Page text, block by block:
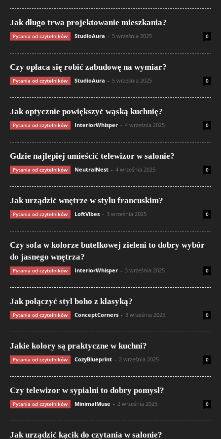
Jak długo trwa projektowanie mieszkania?
Pytania od czytelników StudioAura - 5 września 2025 0
Czy opłaca się robić zabudowę na wymiar?
Pytania od czytelników StudioAura - 5 września 2025 0
Jak optycznie powiększyć wąską kuchnię?
Pytania od czytelników InteriorWhisper - 4 września 2025 0
Gdzie najlepiej umieścić telewizor w salonie?
Pytania od czytelników NeutralNest - 4 września 2025 0
Jak urządzić wnętrze w stylu francuskim?
Pytania od czytelników LoftVibes - 3 września 2025 0
Czy sofa w kolorze butelkowej zieleni to dobry wybór
do jasnego wnętrza?
Pytania od czytelników InteriorWhisper - 3 września 2025 0
Jak połączyć styl boho z klasyką?
Pytania od czytelników ConceptCorners - 3 września 2025 0
Jakie kolory są praktyczne w kuchni?
Pytania od czytelników CozyBlueprint - 2 września 2025 0
Czy telewizor w sypialni to dobry pomysł?
Pytania od czytelników MinimalMuse - 2 września 2025 0
Jak urządzić kącik do czytania w salonie?